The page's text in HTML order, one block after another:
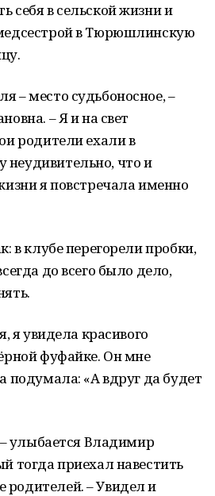
себя в сельской жизни и
в Тюрюшлинскую
– место судьбоносное, –
– Я и на свет
родители ехали в
что и
я повстречала именно
в клубе перегорели пробки,
до всего было дело,
я увидела красивого
фуфайке. Он мне
подумала: «А вдруг да будет
улыбается Владимир
тогда приехал навестить
– Увидел и